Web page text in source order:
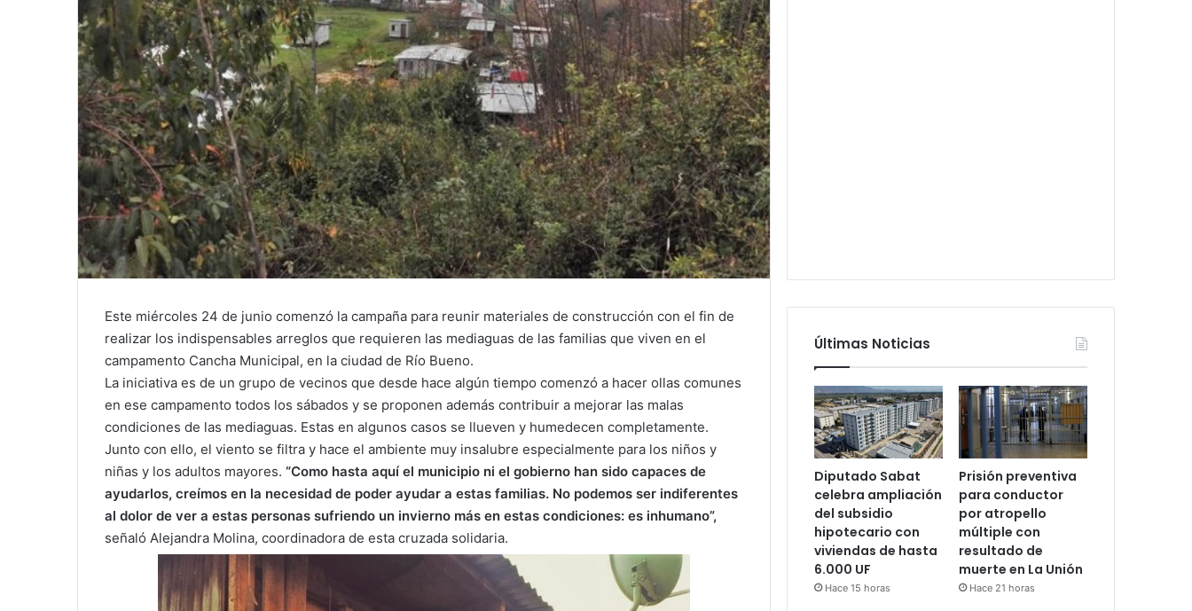
Este miércoles 24 de junio comenzó la campaña para reunir materiales de construcción con el fin de
realizar los indispensables arreglos que requieren las mediaguas de las familias que viven en el
campamento Cancha Municipal, en la ciudad de Río Bueno.
La iniciativa es de un grupo de vecinos que desde hace algún tiempo comenzó a hacer ollas comunes
en ese campamento todos los sábados y se proponen además contribuir a mejorar las malas
condiciones de las mediaguas. Estas en algunos casos se llueven y humedecen completamente.
Junto con ello, el viento se filtra y hace el ambiente muy insalubre especialmente para los niños y
niñas y los adultos mayores. “Como hasta aquí el municipio ni el gobierno han sido capaces de
ayudarlos, creímos en la necesidad de poder ayudar a estas familias. No podemos ser indiferentes
al dolor de ver a estas personas sufriendo un invierno más en estas condiciones: es inhumano”,
señaló Alejandra Molina, coordinadora de esta cruzada solidaria.
Últimas Noticias
Diputado Sabat
celebra ampliación
del subsidio
hipotecario con
viviendas de hasta
6.000 UF
Hace 15 horas
Prisión preventiva
para conductor
por atropello
múltiple con
resultado de
muerte en La Unión
Hace 21 horas